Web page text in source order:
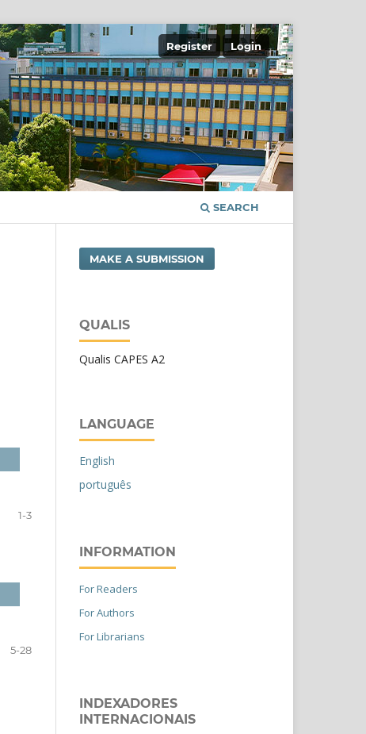
SEARCH
Register Login
1-3
5-28
MAKE A SUBMISSION
QUALIS
Qualis CAPES A2
LANGUAGE
English
português
INFORMATION
For Readers
For Authors
For Librarians
INDEXADORES
INTERNACIONAIS